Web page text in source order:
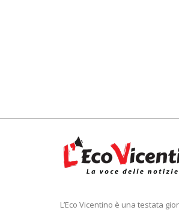
L’Eco Vicentino è una testata